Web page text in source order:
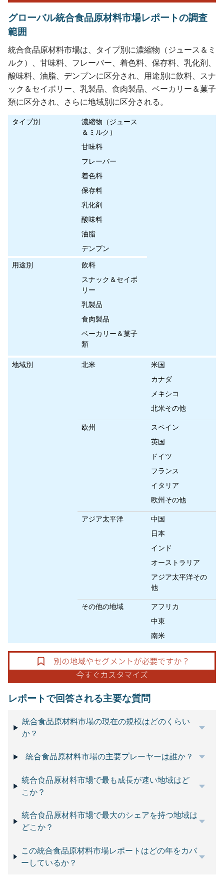
グローバル統合食品原材料市場レポートの調査
範囲
統合食品原材料市場は、タイプ別に濃縮物（ジュース＆ミ
ルク）、甘味料、フレーバー、着色料、保存料、乳化剤、
酸味料、油脂、デンプンに区分され、用途別に飲料、スナ
ック＆セイボリー、乳製品、食肉製品、ベーカリー＆菓子
類に区分され、さらに地域別に区分される。
タイプ別
濃縮物（ジュース
＆ミルク）
甘味料
フレーバー
着色料
保存料
乳化剤
酸味料
油脂
デンプン
用途別
飲料
スナック＆セイボ
リー
乳製品
食肉製品
ベーカリー＆菓子
類
地域別 北米
米国
カナダ
メキシコ
北米その他
欧州
スペイン
英国
ドイツ
フランス
イタリア
欧州その他
アジア太平洋
中国
日本
インド
オーストラリア
アジア太平洋その
他
その他の地域
アフリカ
中東
南米
レポートで回答される主要な質問
統合食品原材料市場の現在の規模はどのくらい
か？
統合食品原材料市場の主要プレーヤーは誰か？
統合食品原材料市場で最も成長が速い地域はど
こか？
統合食品原材料市場で最大のシェアを持つ地域は
どこか？
この統合食品原材料市場レポートはどの年をカバ
ーしているか？